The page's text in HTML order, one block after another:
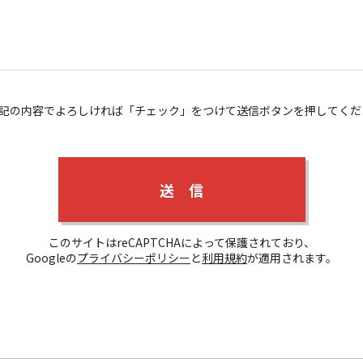
の内容でよろしければ「チェック」をつけて送信ボタンを押してく
このサイトはreCAPTCHAによって保護されており、
Googleのプライバシーポリシーと利用規約が適用されます。